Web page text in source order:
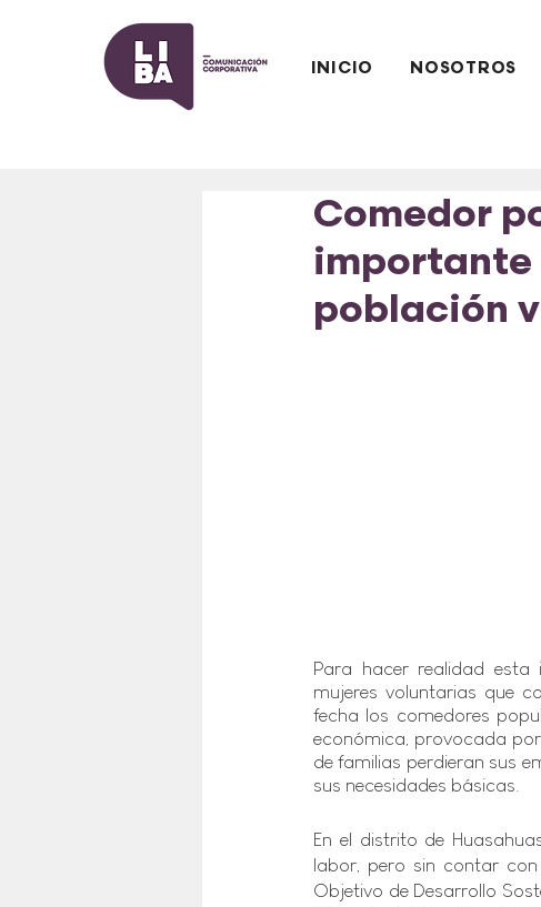
INICIO NOSOTROS
Comedor
importante
población
Para hacer realidad
mujeres voluntarias que
fecha los comedores
económica, provocada por
de familias perdieran sus
sus necesidades básicas.
En el distrito de
labor, pero sin contar
Objetivo de Desarrollo